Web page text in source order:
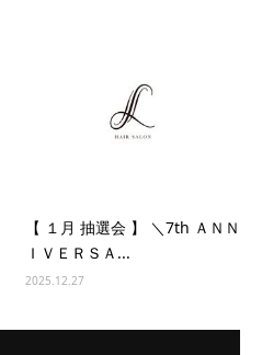
【 １月 抽選会 】 ＼7th ＡＮＮ
ＩＶＥＲＳＡ...
2025.12.27